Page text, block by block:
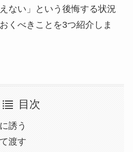
ない」という後悔する状況
くべきことを3つ紹介しま
目次
誘う
渡す